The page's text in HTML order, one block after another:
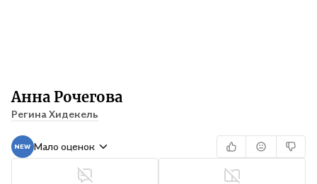
Анна Рочегова
Регина Хидекель
Мало оценок